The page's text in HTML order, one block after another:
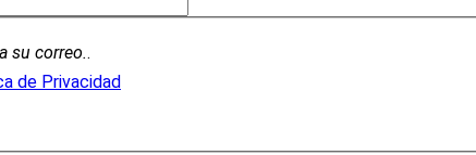
su correo..
de Privacidad